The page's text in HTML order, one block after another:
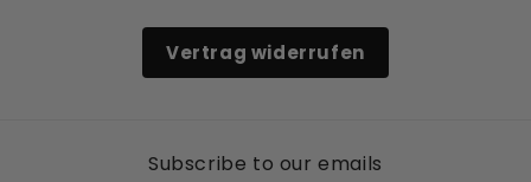
Vertrag widerrufen
Subscribe to our emails